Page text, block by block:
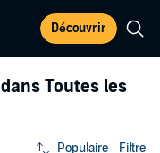
Découvrir
dans Toutes les
Populaire Filtre